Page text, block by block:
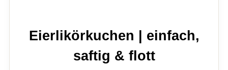
Eierlikörkuchen | einfach,
saftig & flott